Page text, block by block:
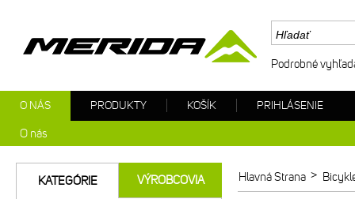
Hlavná Strana >
KATEGÓRIE VÝROBCOVIA
Podrobné
O NÁS
O nás
PRODUKTY KOŠÍK PRIHLÁSENIE